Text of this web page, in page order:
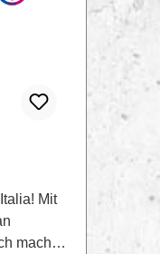
Mit
machen.